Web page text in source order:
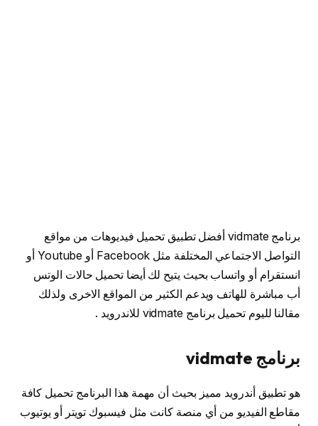
برنامج vidmate أفضل تطبيق تحميل فيديوهات من مواقع
التواصل الاجتماعي المختلفة مثل Facebook أو Youtube أو
انستقرام أو واتساب بحيث يتيح لك أيضا تحميل حالات الوتس
أب مباشرة للهاتف ويدعم الكثير من المواقع الاخرى ولذلك
مقالنا لليوم تحميل برنامج vidmate للاندرويد .
برنامج vidmate
هو تطبيق أندرويد مميز بحيث أن مهمة هذا البرنامج تحميل كافة
مقاطع الفيديو من أي منصة كانت مثل فيسبوك تويتر أو يوتيوب